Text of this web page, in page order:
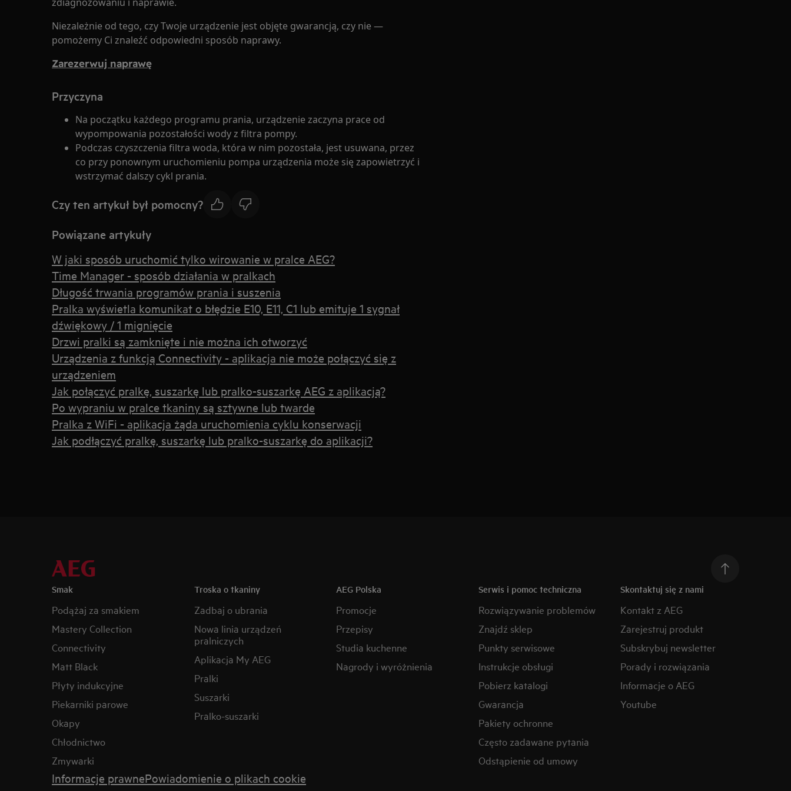
Niezależnie od tego, czy Twoje urządzenie jest objęte gwarancją, czy nie —
pomożemy Ci znaleźć odpowiedni sposób naprawy.
Zarezerwuj naprawę
Przyczyna
Na początku każdego programu prania, urządzenie zaczyna prace od
wypompowania pozostałości wody z filtra pompy.
Podczas czyszczenia filtra woda, która w nim pozostała, jest usuwana, przez
co przy ponownym uruchomieniu pompa urządzenia może się zapowietrzyć i
wstrzymać dalszy cykl prania.
Czy ten artykuł był pomocny?
Powiązane artykuły
W jaki sposób uruchomić tylko wirowanie w pralce AEG?
Time Manager - sposób działania w pralkach
Długość trwania programów prania i suszenia
Pralka wyświetla komunikat o błędzie E10, E11, C1 lub emituje 1 sygnał
dźwiękowy / 1 mignięcie
Drzwi pralki są zamknięte i nie można ich otworzyć
Urządzenia z funkcją Connectivity - aplikacja nie może połączyć się z
urządzeniem
Jak połączyć pralkę, suszarkę lub pralko-suszarkę AEG z aplikacją?
Po wypraniu w pralce tkaniny są sztywne lub twarde
Pralka z WiFi - aplikacja żąda uruchomienia cyklu konserwacji
Jak podłączyć pralkę, suszarkę lub pralko-suszarkę do aplikacji?
Smak
Podążaj za smakiem
Mastery Collection
Connectivity
Matt Black
Płyty indukcyjne
Piekarniki parowe
Okapy
Chłodnictwo
Zmywarki
Troska o tkaniny
Zadbaj o ubrania
Nowa linia urządzeń
pralniczych
Aplikacja My AEG
Pralki
Suszarki
Pralko-suszarki
AEG Polska
Promocje
Przepisy
Studia kuchenne
Nagrody i wyróżnienia
Serwis i pomoc techniczna
Rozwiązywanie problemów
Znajdź sklep
Punkty serwisowe
Instrukcje obsługi
Pobierz katalogi
Gwarancja
Pakiety ochronne
Często zadawane pytania
Odstąpienie od umowy
Skontaktuj się z nami
Kontakt z AEG
Zarejestruj produkt
Subskrybuj newsletter
Porady i rozwiązania
Informacje o AEG
Youtube
Informacje prawnePowiadomienie o plikach cookie